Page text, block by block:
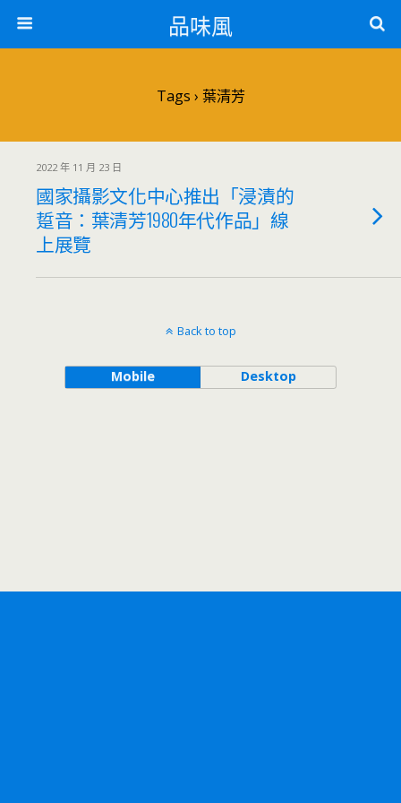
品味風
Tags › 葉清芳
2022 年 11 月 23 日
國家攝影文化中心推出「浸漬的
踅音：葉清芳1980年代作品」線
上展覽
Back to top
Mobile Desktop